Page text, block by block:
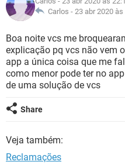
INSTAGRAM
GUIA DE COMPRAS
OUTLOOK
INSTAGRAM
GUIA DE COMPRAS
JOGOS
CELULAR
OUTLOOK
INSTAGRAM
GUIA DE COMPRAS
GLOSSÁRIO
CELULAR
OUTLOOK
GUIA DE COMPRAS
Carlos - 23 abr 2020 às
Boa noite vcs me
explicação pq vcs não vem
app a única coisa que me
como menor pode ter no
de uma solução de vcs
Share
Veja também:
Reclamações